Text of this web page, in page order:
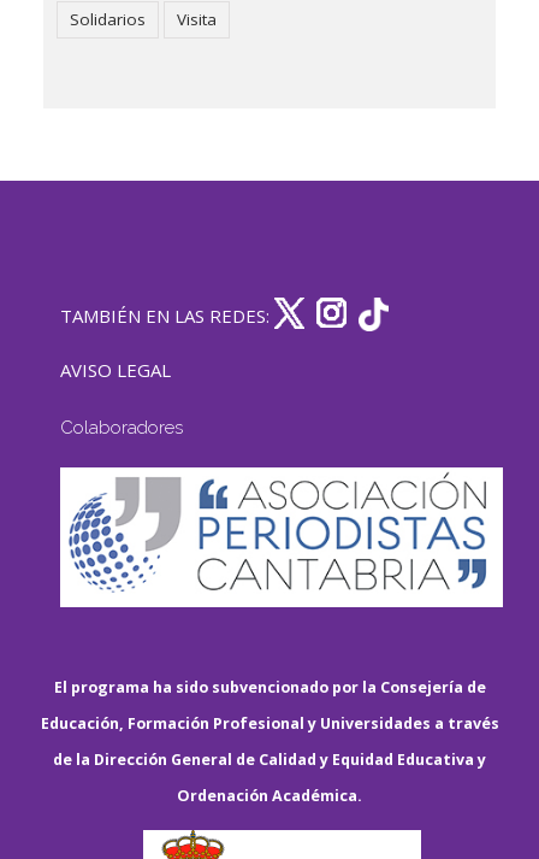
Solidarios
Visita
TAMBIÉN EN LAS REDES:
AVISO LEGAL
Colaboradores
El programa ha sido subvencionado por la Consejería de
Educación, Formación Profesional y Universidades a través
de la Dirección General de Calidad y Equidad Educativa y
Ordenación Académica.